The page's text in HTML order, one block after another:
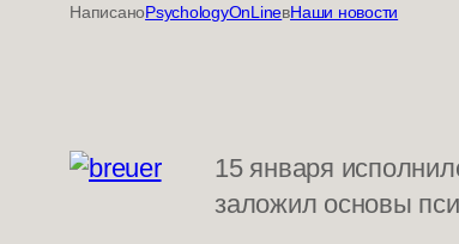
НаписаноPsychologyOnLineвНаши новости
15 января
заложил основы